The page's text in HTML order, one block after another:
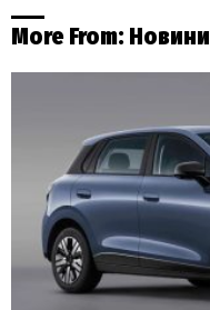
More From: Новини